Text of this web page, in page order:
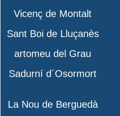
Vicenç de Montalt
Sant Boi de Lluçanès
artomeu del Grau
Sadurní d´Osormort
La Nou de Berguedà